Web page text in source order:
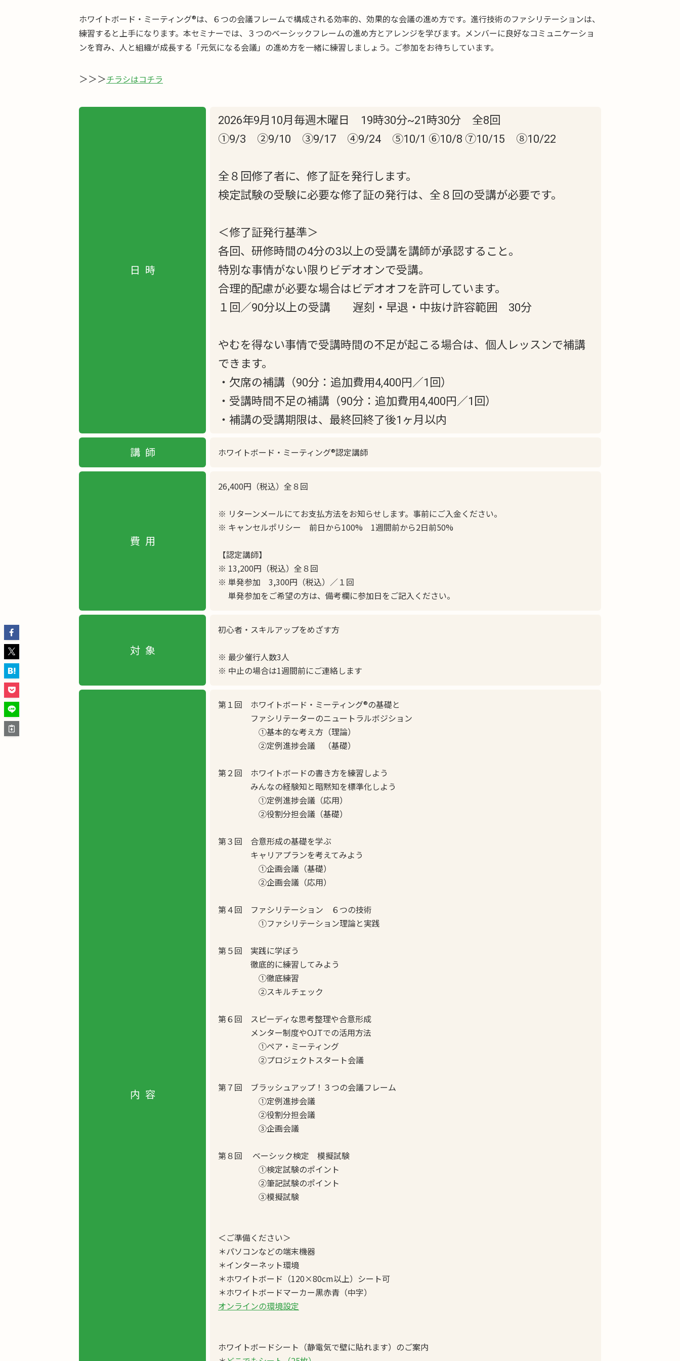
ホワイトボード・ミーティング®は、６つの会議フレームで構成される効率的、効果的な会議の進め方です。進行技術のファシリテーションは、
練習すると上手になります。本セミナーでは、３つのベーシックフレームの進め方とアレンジを学びます。メンバーに良好なコミュニケーショ
ンを育み、人と組織が成長する「元気になる会議」の進め方を一緒に練習しましょう。ご参加をお待ちしています。
＞＞＞チラシはコチラ
日時
2026年9月10月毎週木曜日 19時30分~21時30分 全8回
①9/3 ②9/10 ③9/17 ④9/24 ⑤10/1 ⑥10/8 ⑦10/15 ⑧10/22
全８回修了者に、修了証を発行します。
検定試験の受験に必要な修了証の発行は、全８回の受講が必要です。
＜修了証発行基準＞
各回、研修時間の4分の3以上の受講を講師が承認すること。
特別な事情がない限りビデオオンで受講。
合理的配慮が必要な場合はビデオオフを許可しています。
１回／90分以上の受講 遅刻・早退・中抜け許容範囲 30分
やむを得ない事情で受講時間の不足が起こる場合は、個人レッスンで補講
できます。
・欠席の補講（90分：追加費用4,400円／1回）
・受講時間不足の補講（90分：追加費用4,400円／1回）
・補講の受講期限は、最終回終了後1ヶ月以内
講師 ホワイトボード・ミーティング®認定講師
費用
26,400円（税込）全８回
※ リターンメールにてお支払方法をお知らせします。事前にご入金ください。
※ キャンセルポリシー 前日から100% 1週間前から2日前50%
【認定講師】
※ 13,200円（税込）全８回
※ 単発参加 3,300円（税込）／１回
単発参加をご希望の方は、備考欄に参加日をご記入ください。
対象
初心者・スキルアップをめざす方
※ 最少催行人数3人
※ 中止の場合は1週間前にご連絡します
内容
第１回 ホワイトボード・ミーティング®の基礎と
ファシリテーターのニュートラルボジション
①基本的な考え方（理論）
②定例進捗会議 （基礎）
第２回 ホワイトボードの書き方を練習しよう
みんなの経験知と暗黙知を標準化しよう
①定例進捗会議（応用）
②役割分担会議（基礎）
第３回 合意形成の基礎を学ぶ
キャリアプランを考えてみよう
①企画会議（基礎）
②企画会議（応用）
第４回 ファシリテーション ６つの技術
①ファシリテーション理論と実践
第５回 実践に学ぼう
徹底的に練習してみよう
①徹底練習
②スキルチェック
第６回 スピーディな思考整理や合意形成
メンター制度やOJTでの活用方法
①ペア・ミーティング
②プロジェクトスタート会議
第７回 ブラッシュアップ！３つの会議フレーム
①定例進捗会議
②役割分担会議
③企画会議
第８回 ベーシック検定 模擬試験
①検定試験のポイント
②筆記試験のポイント
③模擬試験
＜ご準備ください＞
＊パソコンなどの端末機器
＊インターネット環境
＊ホワイトボード（120×80cm以上）シート可
＊ホワイトボードマーカー黒赤青（中字）
オンラインの環境設定
ホワイトボードシート（静電気で壁に貼れます）のご案内